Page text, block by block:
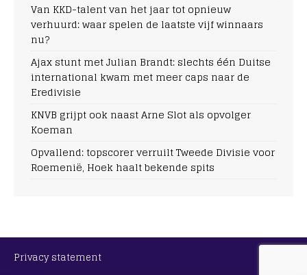
Van KKD-talent van het jaar tot opnieuw
verhuurd: waar spelen de laatste vijf winnaars
nu?
Ajax stunt met Julian Brandt: slechts één Duitse
international kwam met meer caps naar de
Eredivisie
KNVB grijpt ook naast Arne Slot als opvolger
Koeman
Opvallend: topscorer verruilt Tweede Divisie voor
Roemenië, Hoek haalt bekende spits
Privacy statement